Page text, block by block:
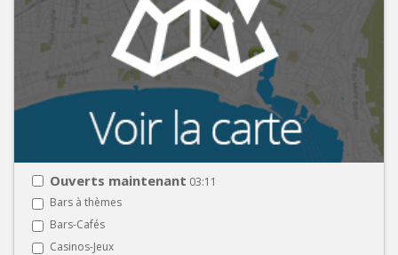
Ouverts maintenant 03:11
Bars à thèmes
Bars-Cafés
Casinos-Jeux